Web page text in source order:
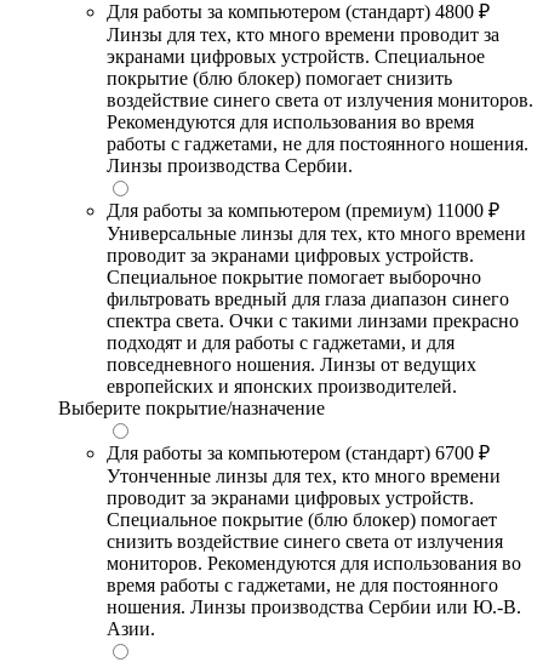
Для работы за компьютером (стандарт) 4800 ₽
Линзы для тех, кто много времени проводит за
экранами цифровых устройств. Специальное
покрытие (блю блокер) помогает снизить
воздействие синего света от излучения мониторов.
Рекомендуются для использования во время
работы с гаджетами, не для постоянного ношения.
Линзы производства Сербии.
Для работы за компьютером (премиум) 11000 ₽
Универсальные линзы для тех, кто много времени
проводит за экранами цифровых устройств.
Специальное покрытие помогает выборочно
фильтровать вредный для глаза диапазон синего
спектра света. Очки с такими линзами прекрасно
подходят и для работы с гаджетами, и для
повседневного ношения. Линзы от ведущих
европейских и японских производителей.
Выберите покрытие/назначение
Для работы за компьютером (стандарт) 6700 ₽
Утонченные линзы для тех, кто много времени
проводит за экранами цифровых устройств.
Специальное покрытие (блю блокер) помогает
снизить воздействие синего света от излучения
мониторов. Рекомендуются для использования во
время работы с гаджетами, не для постоянного
ношения. Линзы производства Сербии или Ю.-В.
Азии.